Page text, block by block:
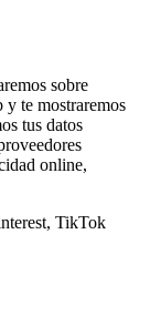
sobre
y te mostraremos
tus datos
online,
TikTok